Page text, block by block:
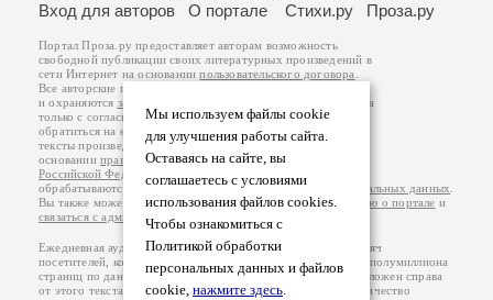
Мы используем файлы cookie
для улучшения работы сайта.
Оставаясь на сайте, вы
соглашаетесь с условиями
использования файлов cookies.
Чтобы ознакомиться с
Политикой обработки
персональных данных и файлов
cookie, нажмите здесь.
Вход для авторов
О портале Стихи.ру Проза.ру
Портал Проза.ру предоставляет авторам возможность
свободной публикации своих литературных произведений в
сети Интернет на основаниипользовательского договора
Все авторские права на произведения принадлежат авторам
и охраняются законом
. Перепечатка произведений возможна
только с согласия его автора, к которому вы можете
обратиться на его авторской странице. Ответственность за
тексты произведений авторы несут самостоятельно на
основанииправил публикацииизаконодательства
Российской Федерации
обрабатываются на основанииПолитики обработки персональных данных
Вы также можете посмотреть более подробнуюинформацию о портале и
связаться с администрацией
Ежедневная аудитория портала Проза.ру – порядка 100 тысяч
посетителей, которые в общей сумме просматривают более полумиллиона
страниц по данным счетчика посещаемости, который расположен справа
от этого текста. В каждой графе указано по две цифры: количество